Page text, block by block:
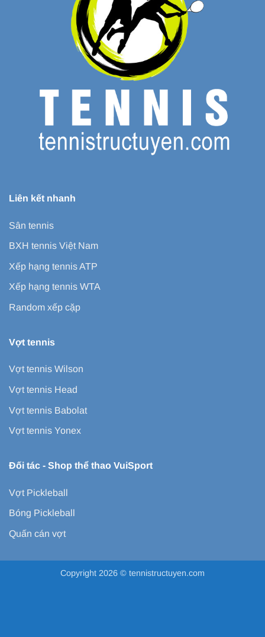
Liên kết nhanh
Sân tennis
BXH tennis Việt Nam
Xếp hạng tennis ATP
Xếp hạng tennis WTA
Random xếp cặp
Vợt tennis
Vợt tennis Wilson
Vợt tennis Head
Vợt tennis Babolat
Vợt tennis Yonex
Đối tác - Shop thể thao VuiSport
Vợt Pickleball
Bóng Pickleball
Quấn cán vợt
Copyright 2026 © tennistructuyen.com